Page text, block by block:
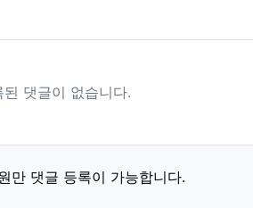
된 댓글이 없습니다.
만 댓글 등록이 가능합니다.